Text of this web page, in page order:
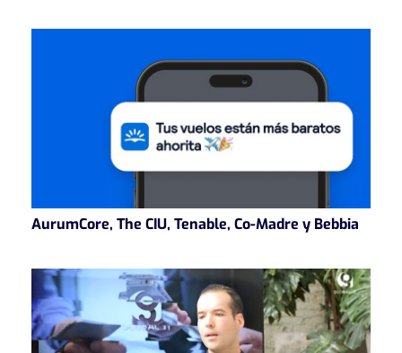
AurumCore, The CIU, Tenable, Co-Madre y Bebbia